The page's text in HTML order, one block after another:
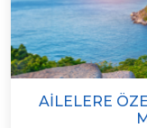
AILELERE